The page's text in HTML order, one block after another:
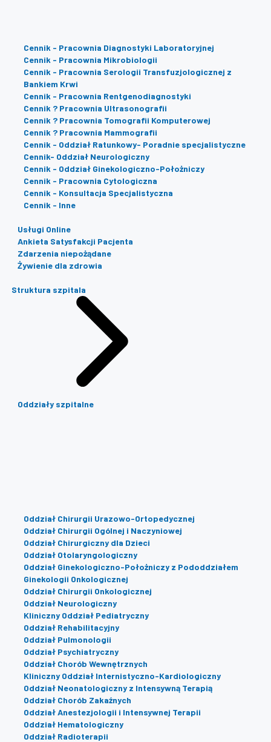
Cennik - Pracownia Diagnostyki Laboratoryjnej
Cennik - Pracownia Mikrobiologii
Cennik - Pracownia Serologii Transfuzjologicznej z
Bankiem Krwi
Cennik - Pracownia Rentgenodiagnostyki
Cennik ? Pracownia Ultrasonografii
Cennik ? Pracownia Tomografii Komputerowej
Cennik ? Pracownia Mammografii
Cennik - Oddział Ratunkowy- Poradnie specjalistyczne
Cennik- Oddział Neurologiczny
Cennik - Oddział Ginekologiczno-Położniczy
Cennik - Pracownia Cytologiczna
Cennik - Konsultacja Specjalistyczna
Cennik - Inne
Usługi Online
Ankieta Satysfakcji Pacjenta
Zdarzenia niepożądane
Żywienie dla zdrowia
Struktura szpitala
Oddziały szpitalne
Oddział Chirurgii Urazowo-Ortopedycznej
Oddział Chirurgii Ogólnej i Naczyniowej
Oddział Chirurgiczny dla Dzieci
Oddział Otolaryngologiczny
Oddział Ginekologiczno-Położniczy z Pododdziałem
Ginekologii Onkologicznej
Oddział Chirurgii Onkologicznej
Oddział Neurologiczny
Kliniczny Oddział Pediatryczny
Oddział Rehabilitacyjny
Oddział Pulmonologii
Oddział Psychiatryczny
Oddział Chorób Wewnętrznych
Kliniczny Oddział Internistyczno-Kardiologiczny
Oddział Neonatologiczny z Intensywną Terapią
Oddział Chorób Zakaźnych
Oddział Anestezjologii i Intensywnej Terapii
Oddział Hematologiczny
Oddział Radioterapii